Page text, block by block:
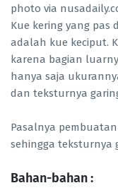
photo via
Kue kering yang
adalah kue keciput.
karena bagian
hanya saja
dan teksturnya
Pasalnya
sehingga teksturnya
Bahan-bahan :